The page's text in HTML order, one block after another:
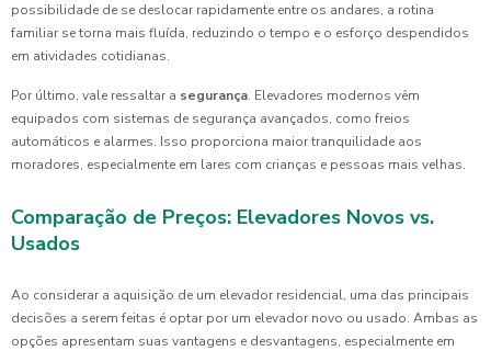
possibilidade de se deslocar rapidamente entre os andares, a rotina
familiar se torna mais fluída, reduzindo o tempo e o esforço despendidos
em atividades cotidianas.
Por último, vale ressaltar a segurança. Elevadores modernos vêm
equipados com sistemas de segurança avançados, como freios
automáticos e alarmes. Isso proporciona maior tranquilidade aos
moradores, especialmente em lares com crianças e pessoas mais velhas.
Comparação de Preços: Elevadores Novos vs.
Usados
Ao considerar a aquisição de um elevador residencial, uma das principais
decisões a serem feitas é optar por um elevador novo ou usado. Ambas as
opções apresentam suas vantagens e desvantagens, especialmente em